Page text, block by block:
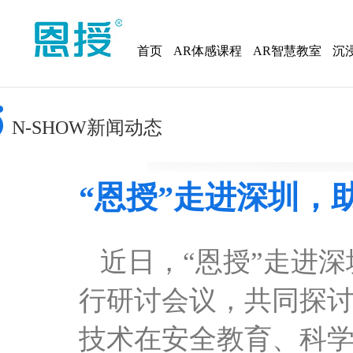
首页 AR体感课程 AR智慧教室 沉
N-SHOW新闻动态
“恩授”走进深圳，
近日， “恩授”走进
行研讨会议，共同探
技术在安全教育、科